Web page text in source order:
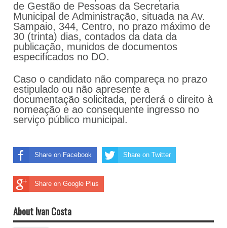
de Gestão de Pessoas da Secretaria
Municipal de Administração, situada na Av.
Sampaio, 344, Centro, no prazo máximo de
30 (trinta) dias, contados da data da
publicação, munidos de documentos
especificados no DO.
Caso o candidato não compareça no prazo
estipulado ou não apresente a
documentação solicitada, perderá o direito à
nomeação e ao consequente ingresso no
serviço público municipal.
Share on Facebook Share on Twitter
Share on Google Plus
About Ivan Costa